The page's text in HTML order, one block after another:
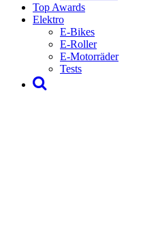
Top Awards
Elektro
E-Bikes
E-Roller
E-Motorräder
Tests